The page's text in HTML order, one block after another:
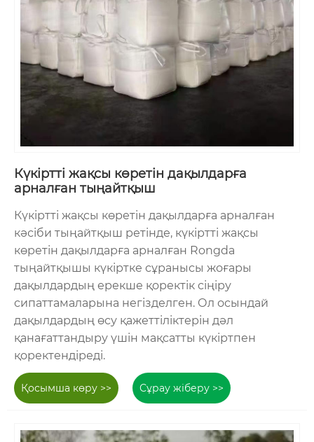
Күкіртті жақсы көретін дақылдарға
арналған тыңайтқыш
Күкіртті жақсы көретін дақылдарға арналған
кәсіби тыңайтқыш ретінде, күкіртті жақсы
көретін дақылдарға арналған Rongda
тыңайтқышы күкіртке сұранысы жоғары
дақылдардың ерекше қоректік сіңіру
сипаттамаларына негізделген. Ол осындай
дақылдардың өсу қажеттіліктерін дәл
қанағаттандыру үшін мақсатты күкіртпен
қоректендіреді.
Қосымша көру >> Сұрау жіберу >>